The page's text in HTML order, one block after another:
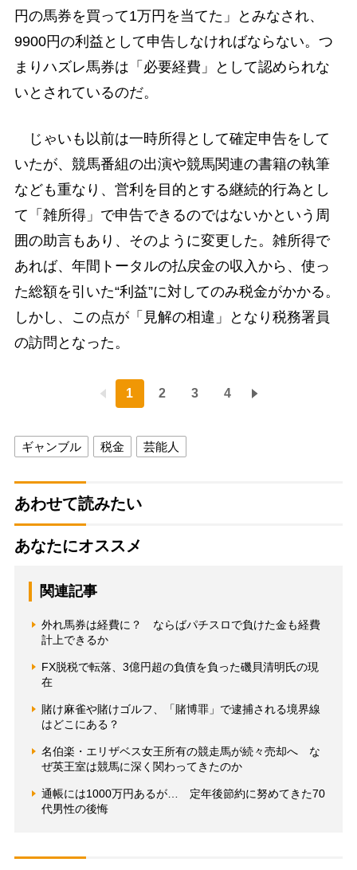
円の馬券を買って1万円を当てた」とみなされ、
9900円の利益として申告しなければならない。つ
まりハズレ馬券は「必要経費」として認められな
いとされているのだ。
じゃいも以前は一時所得として確定申告をして
いたが、競馬番組の出演や競馬関連の書籍の執筆
なども重なり、営利を目的とする継続的行為とし
て「雑所得」で申告できるのではないかという周
囲の助言もあり、そのように変更した。雑所得で
あれば、年間トータルの払戻金の収入から、使っ
た総額を引いた“利益”に対してのみ税金がかかる。
しかし、この点が「見解の相違」となり税務署員
の訪問となった。
1 2 3 4
ギャンブル 税金 芸能人
あわせて読みたい
あなたにオススメ
関連記事
外れ馬券は経費に？ ならばパチスロで負けた金も経費
計上できるか
FX脱税で転落、3億円超の負債を負った磯貝清明氏の現
在
賭け麻雀や賭けゴルフ、「賭博罪」で逮捕される境界線
はどこにある？
名伯楽・エリザベス女王所有の競走馬が続々売却へ な
ぜ英王室は競馬に深く関わってきたのか
通帳には1000万円あるが… 定年後節約に努めてきた70
代男性の後悔